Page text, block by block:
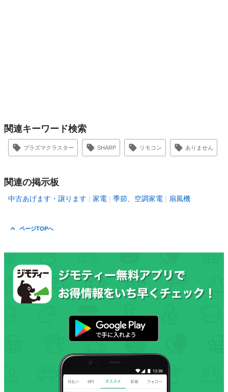
関連キーワード検索
プラズマクラスター SHARP リモコン ありません
関連の掲示板
中古あげます・譲ります 家電 季節、空調家電 扇風機
ページTOPへ